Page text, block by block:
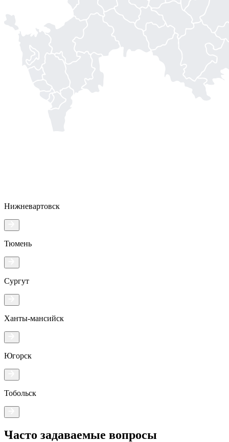
Нижневартовск
Тюмень
Сургут
Ханты-мансийск
Югорск
Тобольск
Часто задаваемые вопросы